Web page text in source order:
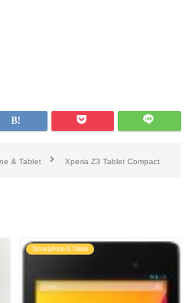
& Tablet Xperia Z3 Tablet Compact
Smartphone & Tablet